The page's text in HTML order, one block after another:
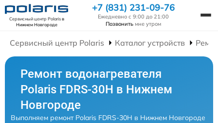
Сервисный центр Polarisв
Нижнем Новгороде
+7 (831) 231-09-76
Ежедневно с 9:00 до 21:00
Позвонить мне утром
Сервисный центр Polaris Каталог устройств
Ремонт водонагревателя
Polaris FDRS-30H в Нижнем
Новгороде
Выполняем ремонт Polaris FDRS-30H в Нижнем Новгороде